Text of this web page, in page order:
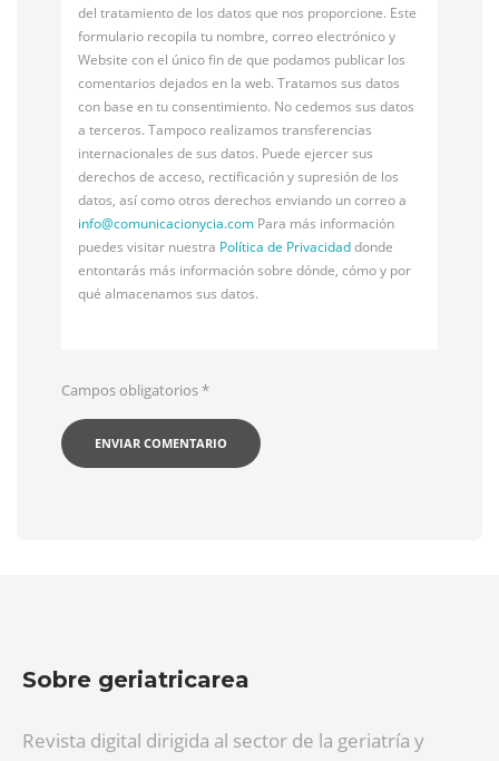
del tratamiento de los datos que nos proporcione. Este
formulario recopila tu nombre, correo electrónico y
Website con el único fin de que podamos publicar los
comentarios dejados en la web. Tratamos sus datos
con base en tu consentimiento. No cedemos sus datos
a terceros. Tampoco realizamos transferencias
internacionales de sus datos. Puede ejercer sus
derechos de acceso, rectificación y supresión de los
datos, así como otros derechos enviando un correo a
info@comunicacionycia.com Para más información
puedes visitar nuestra Política de Privacidaddonde
entontarás más información sobre dónde, cómo y por
qué almacenamos sus datos.
Campos obligatorios*
Sobre geriatricarea
Revista digital dirigida al sector de la geriatría y